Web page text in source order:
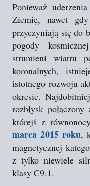
Ponieważ
Ziemię, nawet
przyczyniają się do
pogody
strumieni wiatru
koronalnych,
istotnego rozwoju
okresie.
rozbłysk
którejś z
marca 2015 roku,
magnetycznej
z tylko niewiele
klasy C9.1.